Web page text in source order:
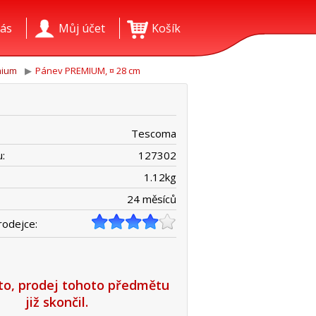
Košík
Můj účet
Pánev PREMIUM, ¤ 28 cm
Tescoma
127302
1.12kg
24 měsíců
prodej tohoto předmětu
již skončil.